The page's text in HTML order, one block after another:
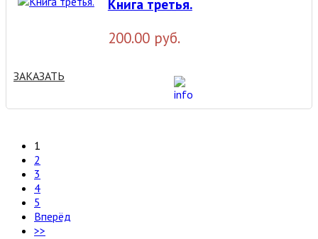
Книга третья.
200.00 руб.
ЗАКАЗАТЬ
1
2
3
4
5
Вперёд
>>